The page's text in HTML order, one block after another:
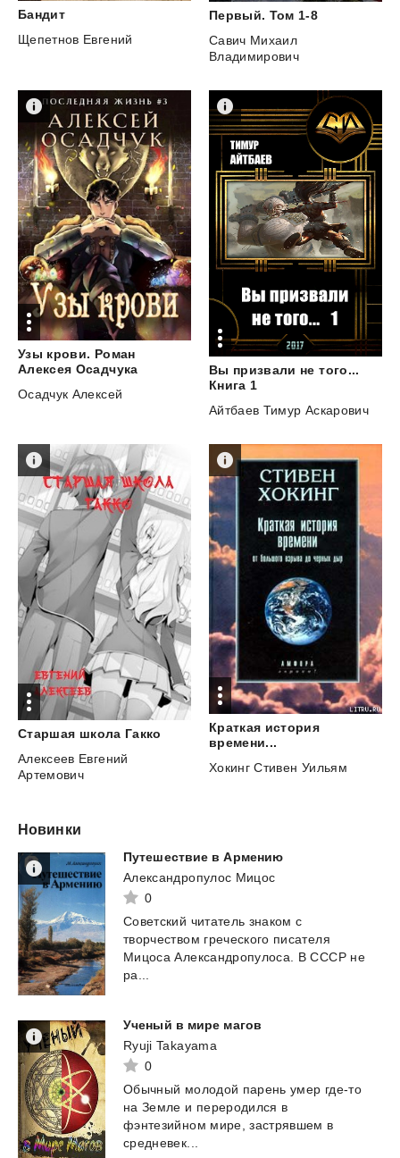
Бандит
Щепетнов Евгений
Первый. Том 1-8
Савич Михаил
Владимирович
Узы крови. Роман
Алексея Осадчука
Осадчук Алексей
Вы призвали не того...
Книга 1
Айтбаев Тимур Аскарович
Старшая школа Гакко
Алексеев Евгений
Артемович
Краткая история
времени...
Хокинг Стивен Уильям
Новинки
Путешествие в Армению
Александропулос Мицос
0
Советский читатель знаком с
творчеством греческого писателя
Мицоса Александропулоса. В СССР не
ра...
Ученый в мире магов
Ryuji Takayama
0
Обычный молодой парень умер где-то
на Земле и переродился в
фэнтезийном мире, застрявшем в
средневек...